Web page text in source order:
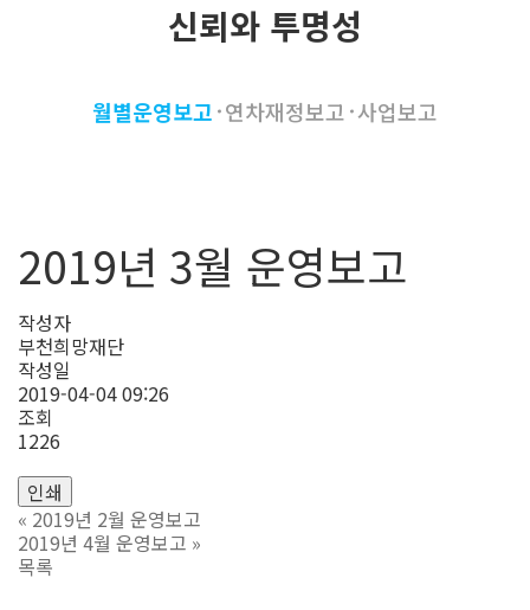
신뢰와 투명성
월별운영보고 연차재정보고 사업보고
2019년 3월 운영보고
작성자
부천희망재단
작성일
2019-04-04 09:26
조회
1226
인쇄
« 2019년 2월 운영보고
2019년 4월 운영보고 »
목록